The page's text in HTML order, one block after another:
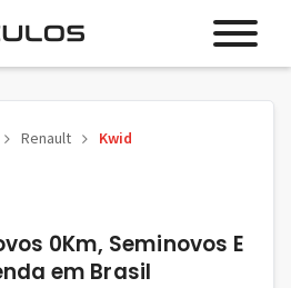
Renault Kwid
0Km, Seminovos E
em Brasil